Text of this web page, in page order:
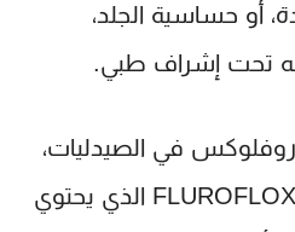
أو حساسية الجلد،
تحت إشراف طبي.
في الصيدليات،
يمكن البحث عن بديل FLUROFLOX الذي يحتوي